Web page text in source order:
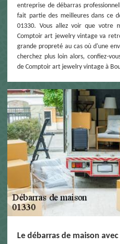
entreprise de débarras
fait partie des meilleures dans ce
01330. Vous allez voir que votre
Comptoir art jewelry vintage va
grande propreté au cas où d'une
cherchez plus loin alors, confiez-
de Comptoir art jewelry vintage à
Le débarras de maison